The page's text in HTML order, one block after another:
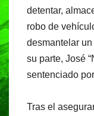
detentar,
robo de
desmantelar
su parte, José
sentenciado
Tras el